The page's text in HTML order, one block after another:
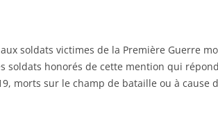
soldats victimes de la Première Guerre
honorés de cette mention qui
morts sur le champ de bataille ou à cause